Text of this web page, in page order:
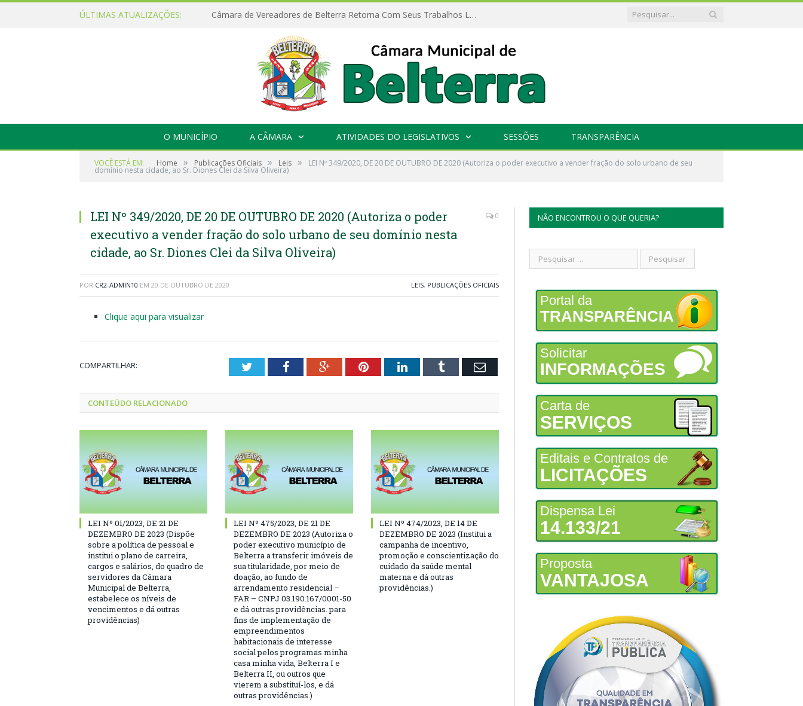
ÚLTIMAS ATUALIZAÇÕES: Câmara de Vereadores de Belterra Retorna Com Seus Trabalhos Legislativos
O MUNICÍPIO A CÂMARA ATIVIDADES DO LEGISLATIVOS SESSÕES TRANSPARÊNCIA
VOCÊ ESTÁ EM: Home » Publicações Oficiais » Leis » LEI Nº 349/2020, DE 20 DE OUTUBRO DE 2020 (Autoriza o poder executivo a vender fração do solo urbano de seu
domínio nesta cidade, ao Sr. Diones Clei da Silva Oliveira)
LEI Nº 349/2020, DE 20 DE OUTUBRO DE 2020 (Autoriza o poder
executivo a vender fração do solo urbano de seu domínio nesta
cidade, ao Sr. Diones Clei da Silva Oliveira)
0
POR CR2-ADMIN10 EM 20 DE OUTUBRO DE 2020 LEIS, PUBLICAÇÕES OFICIAIS
Clique aqui para visualizar
COMPARTILHAR: TwitterFacebookGoogle+PinterestLinkedInTumblr Email
CONTEÚDO RELACIONADO
LEI Nº 01/2023, DE 21 DE
DEZEMBRO DE 2023 (Dispõe
sobre a política de pessoal e
institui o plano de carreira,
cargos e salários, do quadro de
servidores da Câmara
Municipal de Belterra,
estabelece os níveis de
vencimentos e dá outras
providências)
LEI Nº 475/2023, DE 21 DE
DEZEMBRO DE 2023 (Autoriza o
poder executivo município de
Belterra a transferir imóveis de
sua titularidade, por meio de
doação, ao fundo de
arrendamento residencial –
FAR – CNPJ 03.190.167/0001-50
e dá outras providências. para
fins de implementação de
empreendimentos
habitacionais de interesse
social pelos programas minha
casa minha vida, Belterra I e
Belterra II, ou outros que
vierem a substituí-los, e dá
outras providências.)
LEI Nº 474/2023, DE 14 DE
DEZEMBRO DE 2023 (Institui a
campanha de incentivo,
promoção e conscientização do
cuidado da saúde mental
materna e dá outras
providências.)
NÃO ENCONTROU O QUE QUERIA?
Portal da
TRANSPARÊNCIA
Solicitar
INFORMAÇÕES
Carta de
SERVIÇOS
Editais e Contratos de
LICITAÇÕES
Dispensa Lei
14.133/21
Proposta
VANTAJOSA